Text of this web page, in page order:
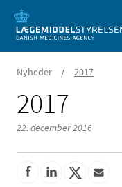
Nyheder / 2017
2017
22. december 2016